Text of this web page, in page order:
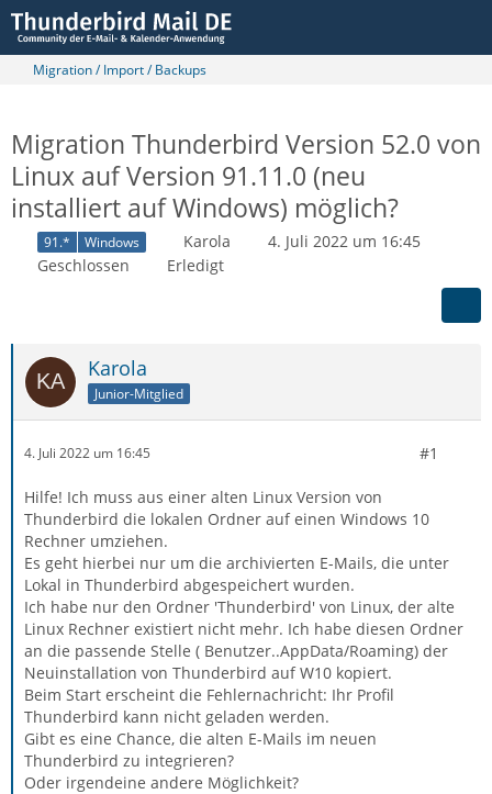
Migration / Import / Backups
Migration Thunderbird Version 52.0 von
Linux auf Version 91.11.0 (neu
installiert auf Windows) möglich?
91.* Windows Karola
4. Juli 2022 um 16:45
Geschlossen
Erledigt
Karola
Junior-Mitglied
4. Juli 2022 um 16:45 #1
Hilfe! Ich muss aus einer alten Linux Version von
Thunderbird die lokalen Ordner auf einen Windows 10
Rechner umziehen.
Es geht hierbei nur um die archivierten E-Mails, die unter
Lokal in Thunderbird abgespeichert wurden.
Ich habe nur den Ordner 'Thunderbird' von Linux, der alte
Linux Rechner existiert nicht mehr. Ich habe diesen Ordner
an die passende Stelle ( Benutzer..AppData/Roaming) der
Neuinstallation von Thunderbird auf W10 kopiert.
Beim Start erscheint die Fehlernachricht: Ihr Profil
Thunderbird kann nicht geladen werden.
Gibt es eine Chance, die alten E-Mails im neuen
Thunderbird zu integrieren?
Oder irgendeine andere Möglichkeit?